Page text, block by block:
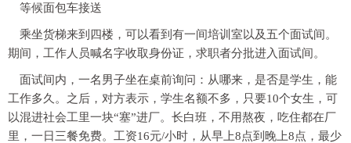
等候面包车接送
乘坐货梯来到四楼，可以看到有一间培训室以及五个面试间。
期间，工作人员喊名字收取身份证，求职者分批进入面试间。
面试间内，一名男子坐在桌前询问：从哪来，是否是学生，能
工作多久。之后，对方表示，学生名额不多，只要10个女生，可
以混进社会工里一块“塞”进厂。长白班，不用熬夜，吃住都在厂
里，一日三餐免费。工资16元/小时，从早上8点到晚上8点，最少